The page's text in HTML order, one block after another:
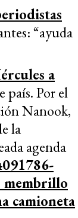
“ayuda
a
país. Por el
Nanook,
la
agenda
membrillo
camioneta